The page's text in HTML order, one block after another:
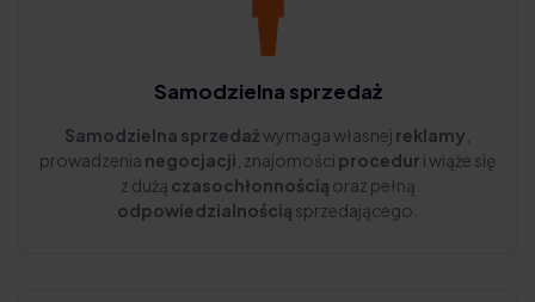
Samodzielna sprzedaż
Samodzielna sprzedażwymaga własnej reklamy
prowadzenia negocjacji , znajomości procedur i wiąże się
z dużą czasochłonnością oraz pełną
odpowiedzialnością sprzedającego.